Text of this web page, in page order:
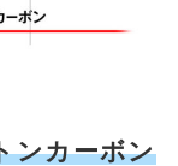
ンカーボン